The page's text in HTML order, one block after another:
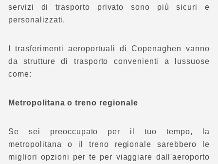
servizi di trasporto privato sono più sicuri e
personalizzati.
I trasferimenti aeroportuali di Copenaghen vanno
da strutture di trasporto convenienti a lussuose
come:
Metropolitana o treno regionale
Se sei preoccupato per il tuo tempo, la
metropolitana o il treno regionale sarebbero le
migliori opzioni per te per viaggiare dall'aeroporto